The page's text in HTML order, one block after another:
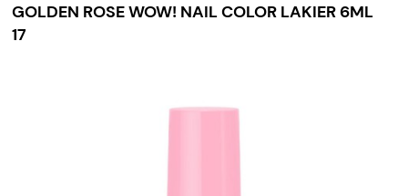
GOLDEN ROSE WOW! NAIL COLOR LAKIER 6ML
17